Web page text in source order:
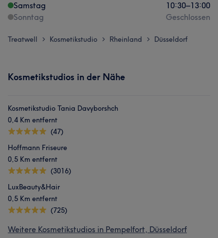
Samstag
10:30–13:00
Sonntag
Geschlossen
Treatwell > Kosmetikstudio > Rheinland > Düsseldorf
Kosmetikstudios in der Nähe
Kosmetikstudio Tania Davyborshch
0,4 Km entfernt
(47)
Hoffmann Friseure
0,5 Km entfernt
(3016)
LuxBeauty&Hair
0,5 Km entfernt
(725)
Weitere Kosmetikstudios in Pempelfort, Düsseldorf